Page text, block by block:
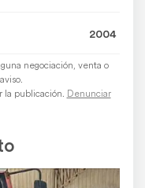
2004
negociación, venta o
la publicación. Denunciar